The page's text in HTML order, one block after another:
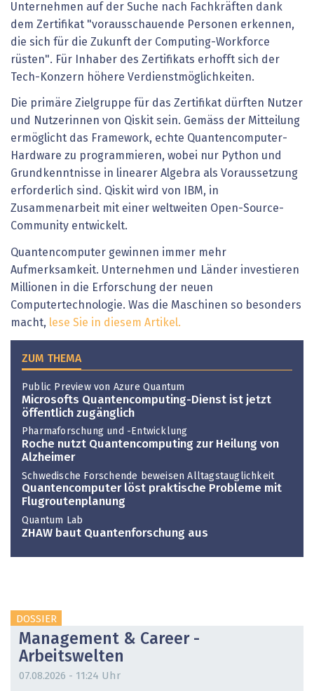
Unternehmen auf der Suche nach Fachkräften dank
dem Zertifikat "vorausschauende Personen erkennen,
die sich für die Zukunft der Computing-Workforce
rüsten". Für Inhaber des Zertifikats erhofft sich der
Tech-Konzern höhere Verdienstmöglichkeiten.
Die primäre Zielgruppe für das Zertifikat dürften Nutzer
und Nutzerinnen von Qiskit sein. Gemäss der Mitteilung
ermöglicht das Framework, echte Quantencomputer-
Hardware zu programmieren, wobei nur Python und
Grundkenntnisse in linearer Algebra als Voraussetzung
erforderlich sind. Qiskit wird von IBM, in
Zusammenarbeit mit einer weltweiten Open-Source-
Community entwickelt.
Quantencomputer gewinnen immer mehr
Aufmerksamkeit. Unternehmen und Länder investieren
Millionen in die Erforschung der neuen
Computertechnologie. Was die Maschinen so besonders
macht, lese Sie in diesem Artikel.
ZUM THEMA
Public Preview von Azure Quantum
Microsofts Quantencomputing-Dienst ist jetzt
öffentlich zugänglich
Pharmaforschung und -Entwicklung
Roche nutzt Quantencomputing zur Heilung von
Alzheimer
Schwedische Forschende beweisen Alltagstauglichkeit
Quantencomputer löst praktische Probleme mit
Flugroutenplanung
Quantum Lab
ZHAW baut Quantenforschung aus
DOSSIER
Management & Career -
Arbeitswelten
07.08.2026 - 11:24 Uhr